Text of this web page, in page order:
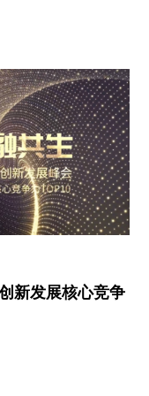
新发展核心竞争